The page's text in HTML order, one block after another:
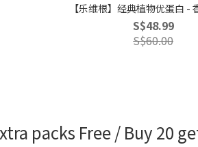
【乐维根】经典植物优蛋白 -
S$48.99
S$60.00
packs Free / Buy 20